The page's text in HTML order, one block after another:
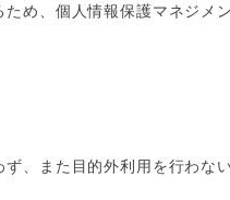
め、個人情報保護マネジメ
、また目的外利用を行わな